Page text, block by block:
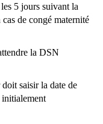
5 jours suivant la
de congé maternité
la DSN
saisir la date de
initialement